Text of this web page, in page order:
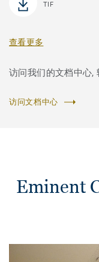
TIF
查看更多
访问我们的文档中心,
访问文档中心
Eminent